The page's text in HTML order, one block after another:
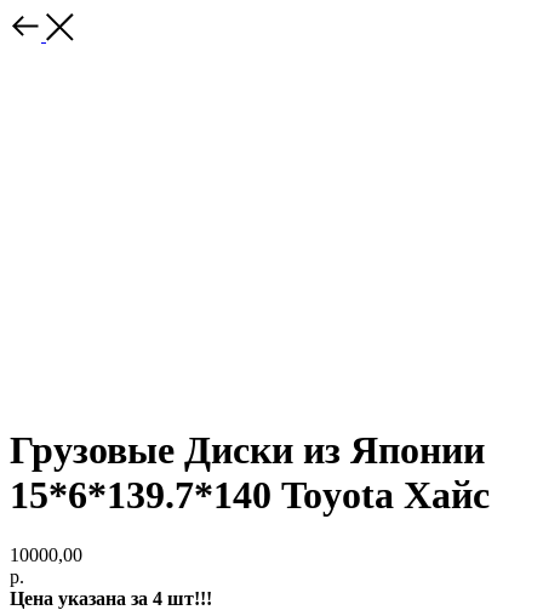
Грузовые Диски из Японии
15*6*139.7*140 Toyota Хайс
10000,00
р.
Цена указана за 4 шт!!!